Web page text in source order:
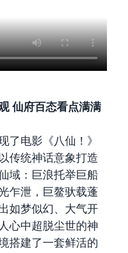
仙府百态看点满满
了电影《八仙！》
传统神话意象打造
域：巨浪托举巨船
乍泄，巨鳌驮载蓬
如梦似幻、大气开
心中超脱尘世的神
搭建了一套鲜活的